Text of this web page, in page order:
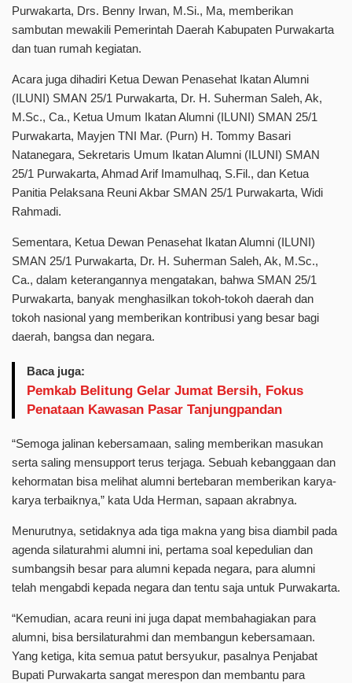
Purwakarta, Drs. Benny Irwan, M.Si., Ma, memberikan
sambutan mewakili Pemerintah Daerah Kabupaten Purwakarta
dan tuan rumah kegiatan.
Acara juga dihadiri Ketua Dewan Penasehat Ikatan Alumni
(ILUNI) SMAN 25/1 Purwakarta, Dr. H. Suherman Saleh, Ak,
M.Sc., Ca., Ketua Umum Ikatan Alumni (ILUNI) SMAN 25/1
Purwakarta, Mayjen TNI Mar. (Purn) H. Tommy Basari
Natanegara, Sekretaris Umum Ikatan Alumni (ILUNI) SMAN
25/1 Purwakarta, Ahmad Arif Imamulhaq, S.Fil., dan Ketua
Panitia Pelaksana Reuni Akbar SMAN 25/1 Purwakarta, Widi
Rahmadi.
Sementara, Ketua Dewan Penasehat Ikatan Alumni (ILUNI)
SMAN 25/1 Purwakarta, Dr. H. Suherman Saleh, Ak, M.Sc.,
Ca., dalam keterangannya mengatakan, bahwa SMAN 25/1
Purwakarta, banyak menghasilkan tokoh-tokoh daerah dan
tokoh nasional yang memberikan kontribusi yang besar bagi
daerah, bangsa dan negara.
Baca juga:
Pemkab Belitung Gelar Jumat Bersih, Fokus
Penataan Kawasan Pasar Tanjungpandan
“Semoga jalinan kebersamaan, saling memberikan masukan
serta saling mensupport terus terjaga. Sebuah kebanggaan dan
kehormatan bisa melihat alumni bertebaran memberikan karya-
karya terbaiknya,” kata Uda Herman, sapaan akrabnya.
Menurutnya, setidaknya ada tiga makna yang bisa diambil pada
agenda silaturahmi alumni ini, pertama soal kepedulian dan
sumbangsih besar para alumni kepada negara, para alumni
telah mengabdi kepada negara dan tentu saja untuk Purwakarta.
“Kemudian, acara reuni ini juga dapat membahagiakan para
alumni, bisa bersilaturahmi dan membangun kebersamaan.
Yang ketiga, kita semua patut bersyukur, pasalnya Penjabat
Bupati Purwakarta sangat merespon dan membantu para